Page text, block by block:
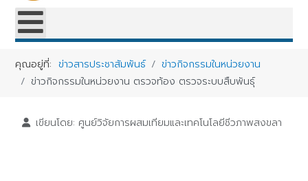
คุณอยู่ที่:ข่าวสารประชาสัมพันธ์
ข่าวกิจกรรมในหน่วยงาน
ข่าวกิจกรรมในหน่วยงาน ตรวจท้อง ตรวจระบบสืบพันธุ์
เขียนโดย: ศูนย์วิจัยการผสมเทียมและเทคโนโลยีชีวภาพสงขลา